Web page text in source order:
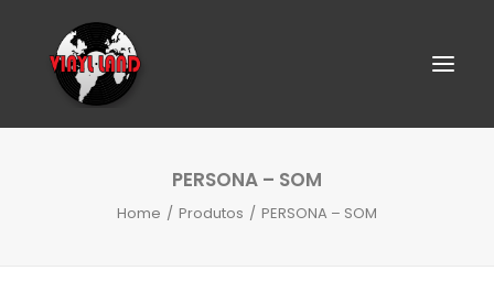
PERSONA – SOM
Home Produtos PERSONA – SOM